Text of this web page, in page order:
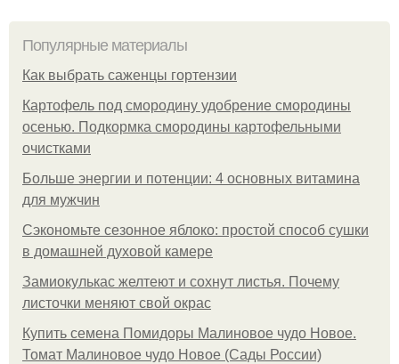
Популярные материалы
Как выбрать саженцы гортензии
Картофель под смородину удобрение смородины
осенью. Подкормка смородины картофельными
очистками
Больше энергии и потенции: 4 основных витамина
для мужчин
Сэкономьте сезонное яблоко: простой способ сушки
в домашней духовой камере
Замиокулькас желтеют и сохнут листья. Почему
листочки меняют свой окрас
Купить семена Помидоры Малиновое чудо Новое.
Томат Малиновое чудо Новое (Сады России)